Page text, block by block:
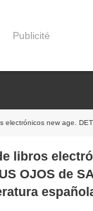
Publicité
DETRÁS DE SUS OJOS de SARAH
libros
OJOS de